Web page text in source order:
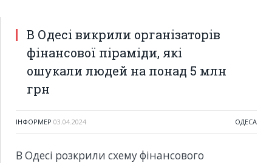
В Одесі викрили організаторів
фінансової піраміди, які
ошукали людей на понад 5 млн
грн
ІНФОРМЕР 03.04.2024 ОДЕСА
В Одесі розкрили схему фінансового